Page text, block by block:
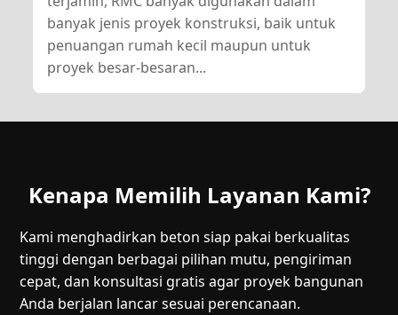
banyak jenis proyek konstruksi, baik untuk
penuangan rumah kecil maupun untuk
proyek besar-besaran...
Kenapa Memilih Layanan Kami?
Kami menghadirkan beton siap pakai berkualitas
tinggi dengan berbagai pilihan mutu, pengiriman
cepat, dan konsultasi gratis agar proyek bangunan
Anda berjalan lancar sesuai perencanaan.